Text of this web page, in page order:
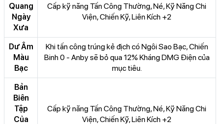
Quang
Ngày
Xưa
Cấp kỹ năng Tấn Công Thường, Né, Kỹ Năng Chi
Viện, Chiến Kỹ, Liên Kích +2
Dư Âm
Màu
Bạc
Khi tấn công trúng kẻ địch có Ngôi Sao Bạc, Chiến
Binh 0 - Anby sẽ bỏ qua 12% Kháng DMG Điện của
mục tiêu.
Bản
Biên
Tập
Của
Cấp kỹ năng Tấn Công Thường, Né, Kỹ Năng Chi
Viện, Chiến Kỹ, Liên Kích +2